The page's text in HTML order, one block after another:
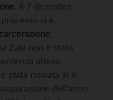
. Il 7 dicembre
si è
,
Zaki non è stato
attesa
stata rinviata al 6
dell’anno